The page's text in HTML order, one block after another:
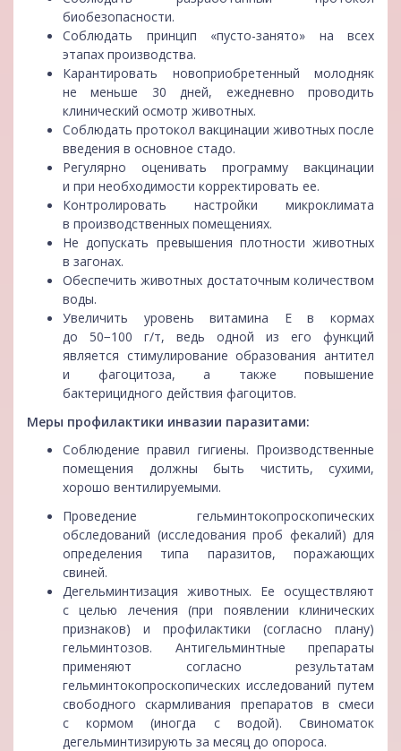
биобезопасности.
Соблюдать принцип «пусто-занято» на всех
этапах производства.
Карантировать новоприобретенный молодняк
не меньше 30 дней, ежедневно проводить
клинический осмотр животных.
Соблюдать протокол вакцинации животных после
введения в основное стадо.
Регулярно оценивать программу вакцинации
и при необходимости корректировать ее.
Контролировать настройки микроклимата
в производственных помещениях.
Не допускать превышения плотности животных
в загонах.
Обеспечить животных достаточным количеством
воды.
Увеличить уровень витамина Е в кормах
до 50−100 г/т, ведь одной из его функций
является стимулирование образования антител
и фагоцитоза, а также повышение
бактерицидного действия фагоцитов.
Меры профилактики инвазии паразитами:
Соблюдение правил гигиены. Производственные
помещения должны быть чистить, сухими,
хорошо вентилируемыми.
Проведение гельминтокопроскопических
обследований (исследования проб фекалий) для
определения типа паразитов, поражающих
свиней.
Дегельминтизация животных. Ее осуществляют
с целью лечения (при появлении клинических
признаков) и профилактики (согласно плану)
гельминтозов. Антигельминтные препараты
применяют согласно результатам
гельминтокопроскопических исследований путем
свободного скармливания препаратов в смеси
с кормом (иногда с водой). Свиноматок
дегельминтизирують за месяц до опороса.